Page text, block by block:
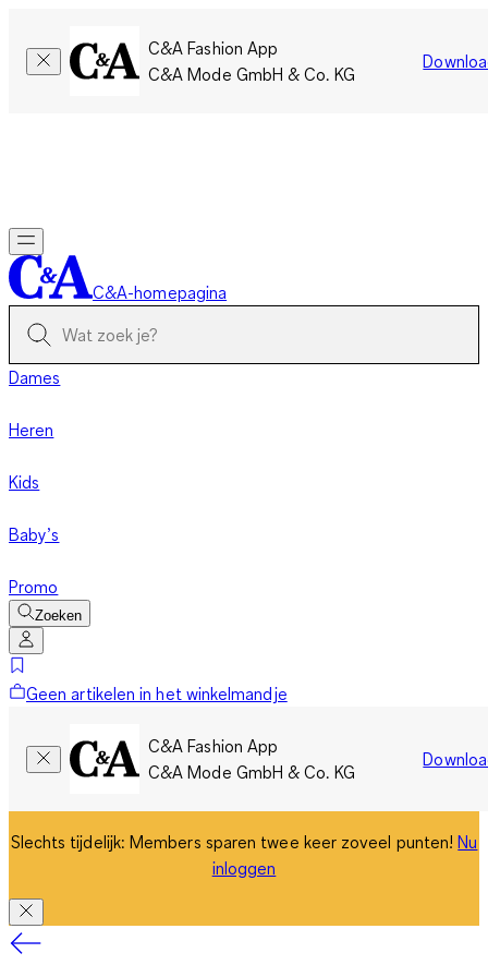
C&A Fashion App
C&A Mode GmbH & Co. KG
C&A-homepagina
Dames
Heren
Kids
Baby’s
Promo
Zoeken
Geen artikelen in het winkelmandje
C&A Fashion App
C&A Mode GmbH & Co. KG
Slechts tijdelijk: Members sparen twee keer zoveel punten!Nu
inloggen